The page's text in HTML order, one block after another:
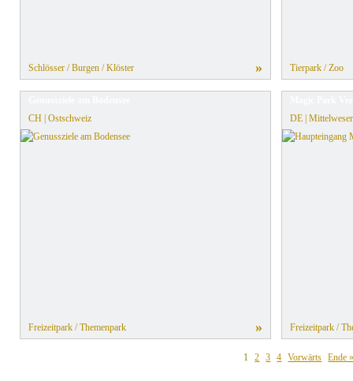
Schlösser / Burgen / Klöster » Tierpark / Zoo
CH | Ostschweiz
Freizeitpark / Themenpark »
DE | Mittelweser
Freizeitpark /
1 2 3 4 Vorwärts Ende